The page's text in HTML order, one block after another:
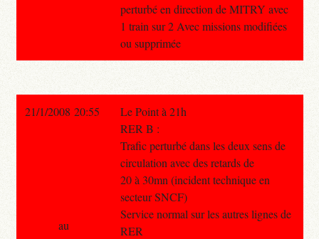
perturbé en direction de MITRY avec
1 train sur 2 Avec missions modifiées
ou supprimée
21/1/2008 20:55
Le Point à 21h
RER B :
Trafic perturbé dans les deux sens de
circulation avec des retards de
20 à 30mn (incident technique en
secteur SNCF)
Service normal sur les autres lignes de
RER
au